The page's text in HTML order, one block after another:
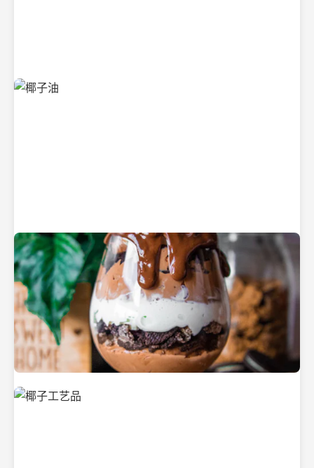
清凉解渴的椰子水
纯净的初榨椰子油
美味的椰子食品